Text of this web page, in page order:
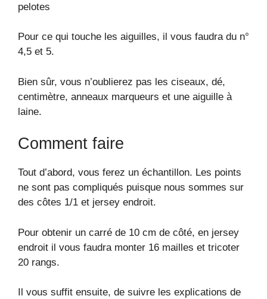
pelotes
Pour ce qui touche les aiguilles, il vous faudra du n°
4,5 et 5.
Bien sûr, vous n’oublierez pas les ciseaux, dé,
centimètre, anneaux marqueurs et une aiguille à
laine.
Comment faire
Tout d’abord, vous ferez un échantillon. Les points
ne sont pas compliqués puisque nous sommes sur
des côtes 1/1 et jersey endroit.
Pour obtenir un carré de 10 cm de côté, en jersey
endroit il vous faudra monter 16 mailles et tricoter
20 rangs.
Il vous suffit ensuite, de suivre les explications de